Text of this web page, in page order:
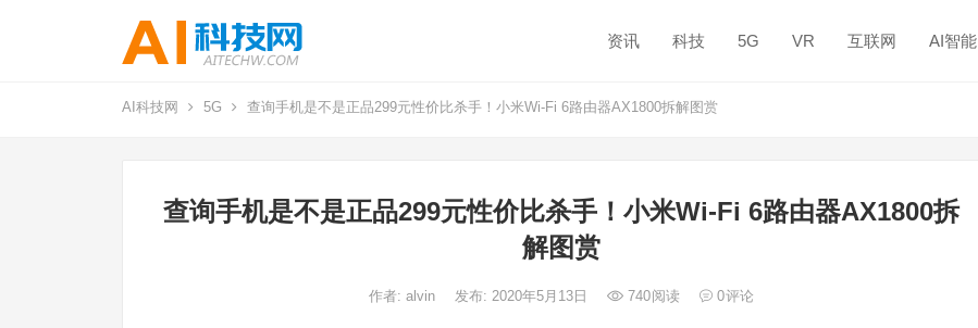
资讯 科技 5G VR 互联网 AI智能
AI科技网 5G 查询手机是不是正品299元性价比杀手！小米Wi-Fi 6路由器AX1800拆解图赏
查询手机是不是正品299元性价比杀手！小米Wi-Fi 6路由器AX1800拆
解图赏
作者: alvin 发布: 2020年5月13日 740阅读 0评论